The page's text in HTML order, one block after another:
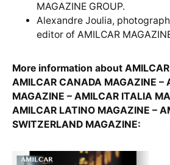
MAGAZINE GROUP.
Alexandre Joulia,
editor of AMILCAR
More information about AMILCAR
AMILCAR CANADA MAGAZINE –
MAGAZINE – AMILCAR ITALIA
AMILCAR LATINO MAGAZINE –
SWITZERLAND MAGAZINE: